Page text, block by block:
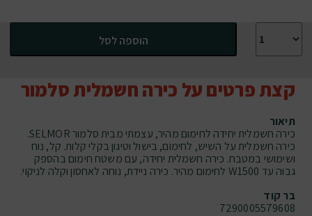
הוספה לסל
קצת פרטים על כירה חשמלית סלמור
תיאור
כירה חשמלית יחידה לחימום מהיר, עצמתי מבית סלמור SELMOR.
כירה חשמלית על השיש, לחימום, בישול וטיגון בקלי קלות. קל, נוח
ושימושי במטבח. כירה חשמלית יחידה, עם משטח חימום בהספק
גבוה עד W1500 לחימום מהיר. כירה ניידת, נוחה לאחסון וקלה לניקוי.
בר קוד
7290005579608